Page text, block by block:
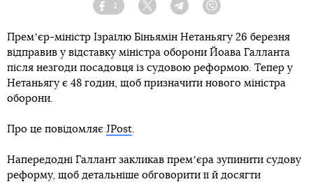
Facebook
1
Twitter TelegramViber
Премʼєр-міністр Ізраїлю Біньямін Нетаньягу 26 березня
відправив у відставку міністра оборони Йоава Галланта
після незгоди посадовця із судовою реформою. Тепер у
Нетаньягу є 48 годин, щоб призначити нового міністра
оборони.
Про це повідомляє JPost
Напередодні Галлант закликав премʼєра зупинити судову
реформу, щоб детальніше обговорити її й досягти